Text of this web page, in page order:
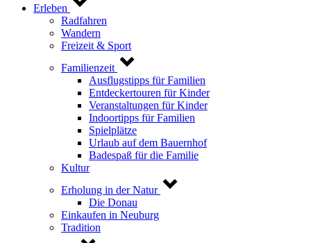
Erleben
Radfahren
Wandern
Freizeit & Sport
Familienzeit
Ausflugstipps für Familien
Entdeckertouren für Kinder
Veranstaltungen für Kinder
Indoortipps für Familien
Spielplätze
Urlaub auf dem Bauernhof
Badespaß für die Familie
Kultur
Erholung in der Natur
Die Donau
Einkaufen in Neuburg
Tradition